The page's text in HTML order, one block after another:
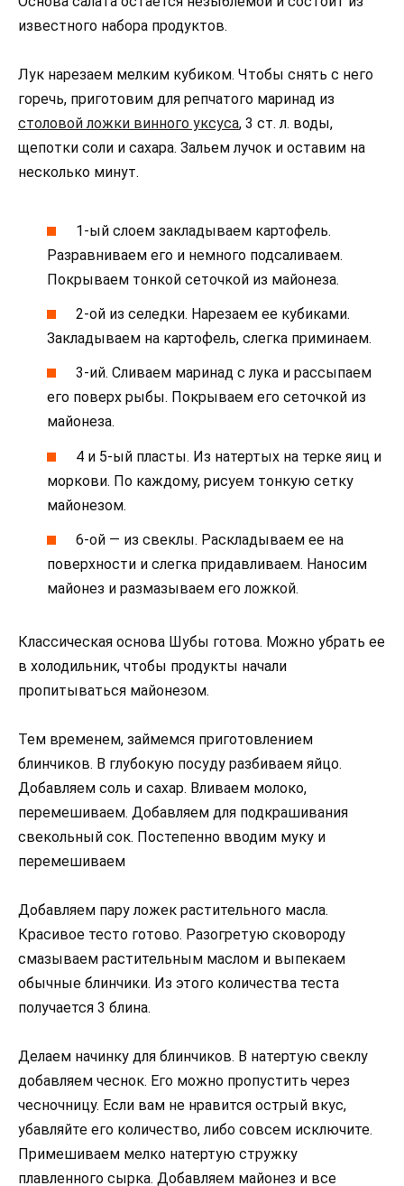
известного набора продуктов.
Лук нарезаем мелким кубиком. Чтобы снять с него
горечь, приготовим для репчатого маринад из
столовой ложки винного уксуса, 3 ст. л. воды,
щепотки соли и сахара. Зальем лучок и оставим на
несколько минут.
1-ый слоем закладываем картофель.
Разравниваем его и немного подсаливаем.
Покрываем тонкой сеточкой из майонеза.
2-ой из селедки. Нарезаем ее кубиками.
Закладываем на картофель, слегка приминаем.
3-ий. Сливаем маринад с лука и рассыпаем
его поверх рыбы. Покрываем его сеточкой из
майонеза.
4 и 5-ый пласты. Из натертых на терке яиц и
моркови. По каждому, рисуем тонкую сетку
майонезом.
6-ой — из свеклы. Раскладываем ее на
поверхности и слегка придавливаем. Наносим
майонез и размазываем его ложкой.
Классическая основа Шубы готова. Можно убрать ее
в холодильник, чтобы продукты начали
пропитываться майонезом.
Тем временем, займемся приготовлением
блинчиков. В глубокую посуду разбиваем яйцо.
Добавляем соль и сахар. Вливаем молоко,
перемешиваем. Добавляем для подкрашивания
свекольный сок. Постепенно вводим муку и
перемешиваем
Добавляем пару ложек растительного масла.
Красивое тесто готово. Разогретую сковороду
смазываем растительным маслом и выпекаем
обычные блинчики. Из этого количества теста
получается 3 блина.
Делаем начинку для блинчиков. В натертую свеклу
добавляем чеснок. Его можно пропустить через
чесночницу. Если вам не нравится острый вкус,
убавляйте его количество, либо совсем исключите.
Примешиваем мелко натертую стружку
плавленного сырка. Добавляем майонез и все